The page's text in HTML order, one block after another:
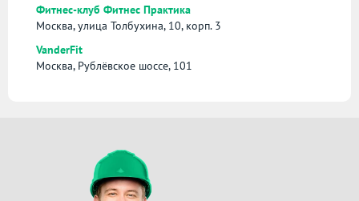
Фитнес-клуб Фитнес Практика
Москва, улица Толбухина, 10, корп. 3
VanderFit
Москва, Рублёвское шоссе, 101